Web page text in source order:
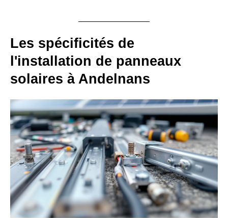
Les spécificités de
l'installation de panneaux
solaires à Andelnans